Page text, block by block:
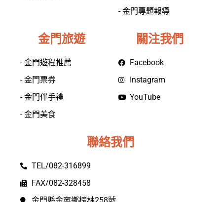
- 金門專題報導
金門旅遊
- 金門遊程推薦
- 金門票券
- 金門伴手禮
- 金門美食
關注我們
Facebook
Instagram
YouTube
聯絡我們
TEL/082-316899
FAX/082-328458
金門縣金寧鄉榜林258號